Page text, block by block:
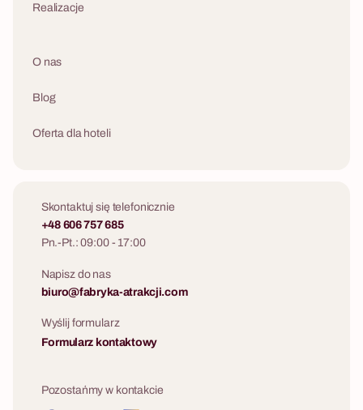
Realizacje
O nas
Blog
Oferta dla hoteli
Skontaktuj się telefonicznie
+48 606 757 685
Pn.-Pt.: 09:00 - 17:00
Napisz do nas
biuro@fabryka-atrakcji.com
Wyślij formularz
Formularz kontaktowy
Pozostańmy w kontakcie